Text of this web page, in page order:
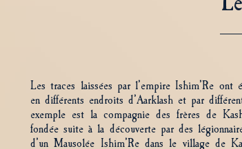
Les traces laissées par l’empire Ishim’Re ont
en différents endroits d’Aarklash et par
exemple est la compagnie des frères de
fondée suite à la découverte par des
d’un Mausolée Ishim’Re dans le village de